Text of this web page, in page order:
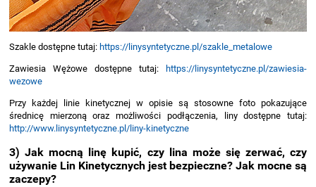
Szakle dostępne tutaj: https://linysyntetyczne.pl/szakle_metalowe
Zawiesia Wężowe dostępne tutaj:
https://linysyntetyczne.pl/zawiesia-
wezowe
Przy każdej linie kinetycznej w opisie są stosowne foto pokazujące
średnicę mierzoną oraz możliwości podłączenia, liny dostępne tutaj:
http://www.linysyntetyczne.pl/liny-kinetyczne
3) Jak mocną linę kupić, czy lina może się zerwać, czy
używanie Lin Kinetycznych jest bezpieczne? Jak mocne są
zaczepy?